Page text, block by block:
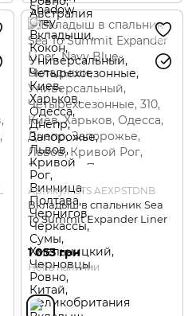
Артикул: STS AEXPSTDNB
Вкладыш в спальник Sea
To Summit Expander Liner
1 053 грн
Нет в наличии